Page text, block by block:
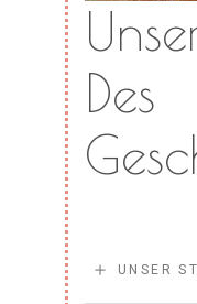
Des
UNSER